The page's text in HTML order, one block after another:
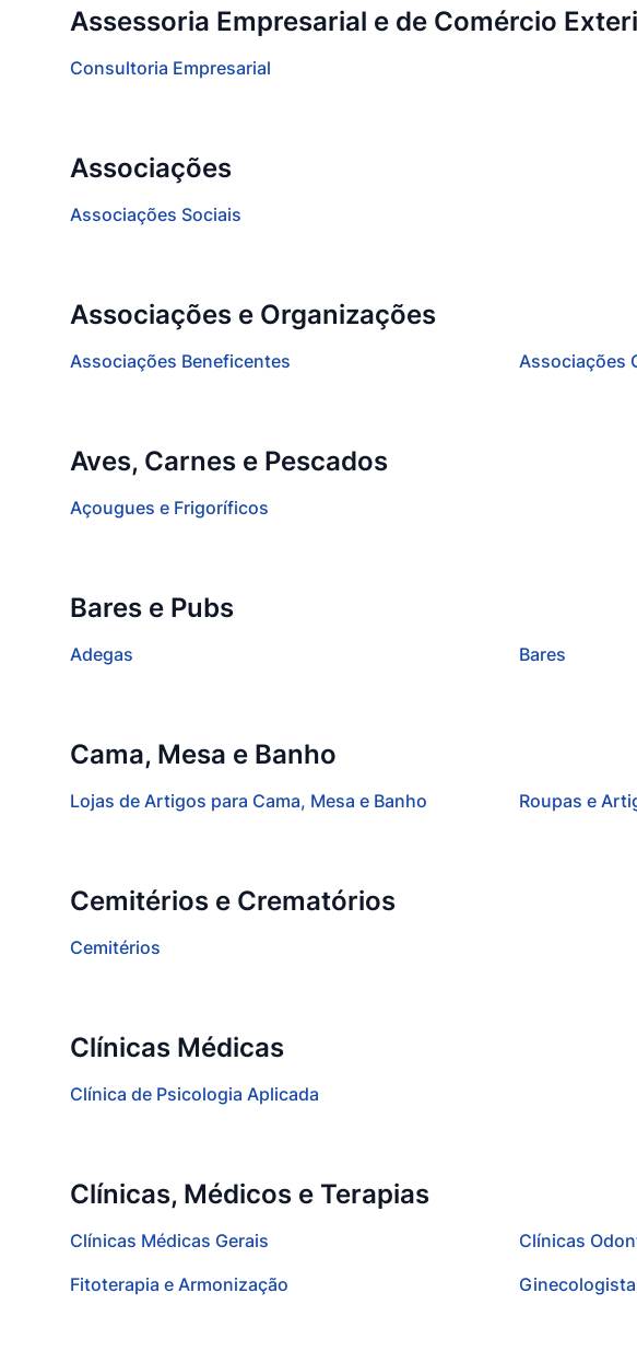
Assessoria Empresarial e de Comércio
Consultoria Empresarial
Associações
Associações Sociais
Associações e Organizações
Associações Beneficentes Associações
Aves, Carnes e Pescados
Açougues e Frigoríficos
Bares e Pubs
Adegas Bares
Cama, Mesa e Banho
Lojas de Artigos para Cama, Mesa e Banho Roupas e
Cemitérios e Crematórios
Cemitérios
Clínicas Médicas
Clínica de Psicologia Aplicada
Clínicas, Médicos e Terapias
Clínicas Médicas Gerais Clínicas
Fitoterapia e Armonização